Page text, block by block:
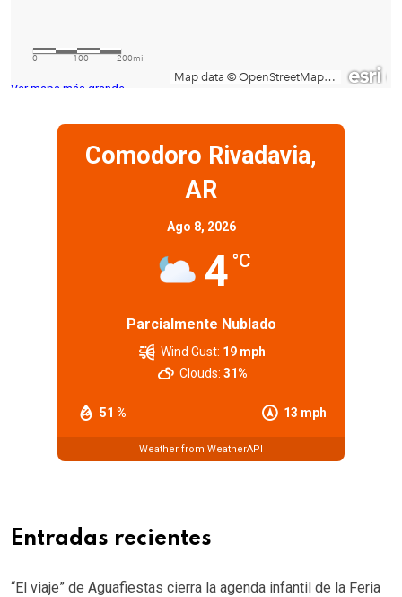
Ver mapa más grande
Comodoro Rivadavia,
AR
Ago 8, 2026
4 °C
Parcialmente Nublado
51 % 13 mph
Wind Gust: 19 mph
Clouds: 31%
Weather from WeatherAPI
Entradas recientes
“El viaje” de Aguafiestas cierra la agenda infantil de la Feria